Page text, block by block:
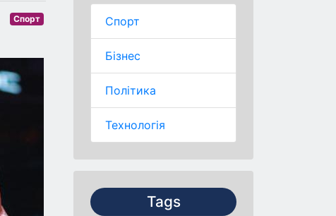
Спорт
Бізнес
Політика
Технологія
Tags
Спорт